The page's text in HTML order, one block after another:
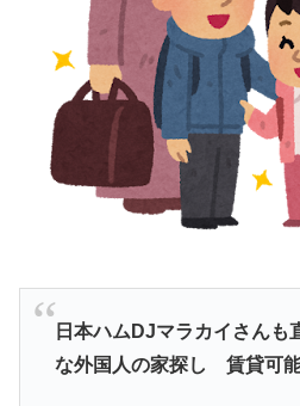
韓国人「大韓航空の熊本地震
の反応をご覧ください・・・
海外「日本なんて行くんじ
てしまったディズニー信者、
事態に
▶ 韓国人「猛暑で〇〇も疲れ果
▶ 【朗報】韓国人「日本のサッ
日本ハムDJマラカイさん
な外国人の家探し 賃貸可